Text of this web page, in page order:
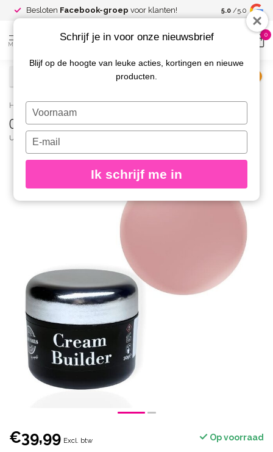
Besloten Facebook-groep voor klanten! Spaar voor
kortingen
5.0 /5.0
MENU
0
Home / 03 Cream Builder Nude
03 Cream Builder Nude
URBAN NAILS
€39,99 Excl. btw Op voorraad
Schrijf je in voor onze nieuwsbrief
Blijf op de hoogte van leuke acties, kortingen en nieuwe
producten.
Typ
je
naam
Typ
je
e-
in
Ik schrijf me in